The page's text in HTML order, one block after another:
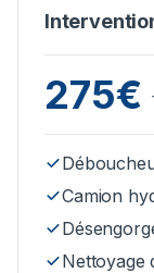
275€
Camion
Nettoyage